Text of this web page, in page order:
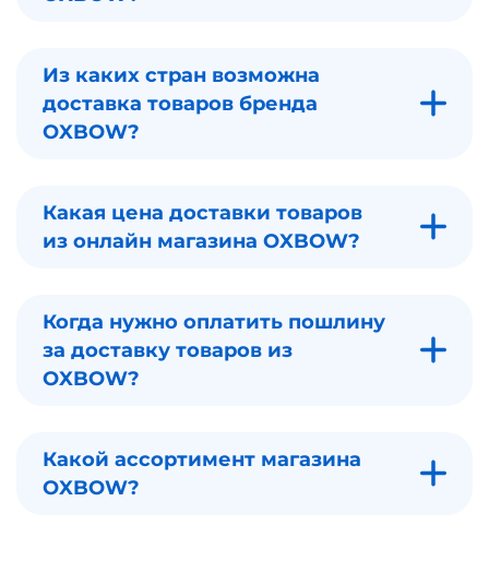
Из каких стран возможна
доставка товаров бренда
OXBOW?
Какая цена доставки товаров
из онлайн магазина OXBOW?
Когда нужно оплатить пошлину
за доставку товаров из
OXBOW?
Какой ассортимент магазина
OXBOW?